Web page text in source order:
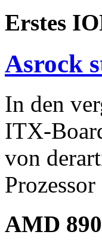
Erstes
Asrock
In den
ITX-
von
AMD